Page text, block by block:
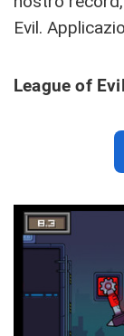
Evil.
League of